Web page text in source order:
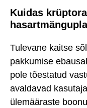
Kuidas
Tulevane kaitse
pakkumise
pole tõestatud
avaldavad
ülemääraste